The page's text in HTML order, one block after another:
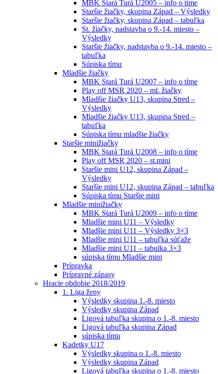
MBK Stará Turá U2005 – info o tíme
Staršie žiačky, skupina Západ – Výsledky
Staršie žiačky, skupina Západ – tabuľka
St. žiačky, nadstavba o 9.-14. miesto –
Výsledky
Staršie žiačky, nadstavba o 9.-14. miesto –
tabuľka
Súpiska tímu
Mladšie žiačky
MBK Stará Turá U2007 – info o tíme
Play off MSR 2020 – ml. žiačky
Mladšie žiačky U13, skupina Stred –
Výsledky
Mladšie žiačky U13, skupina Stred –
tabuľka
Súpiska tímu mladšie žiačky
Staršie minižiačky
MBK Stará Turá U2008 – info o tíme
Play off MSR 2020 – st.mini
Staršie mini U12, skupina Západ –
Výsledky
Staršie mini U12, skupina Západ – tabuľka
Súpiska tímu Staršie mini
Mladšie minižiačky
MBK Stará Turá U2009 – info o tíme
Mladšie mini U11 – Výsledky
Mladšie mini U11 – Výsledky 3×3
Mladšie mini U11 – tabuľka súťaže
Mladšie mini U11 – tabulka 3×3
súpiska tímu Mladšie mini
Prípravka
Prípravné zápasy
Hracie obdobie 2018/2019
1. Liga ženy
Výsledky skupina 1.-8. miesto
Výsledky skupina Západ
Ligová tabuľka skupina o 1.-8. miesto
Ligová tabuľka skupina Západ
súpiska tímu
Kadetky U17
Výsledky skupina o 1.-8. miesto
Výsledky skupina Západ
Ligová tabuľka skupina o 1.-8. miesto